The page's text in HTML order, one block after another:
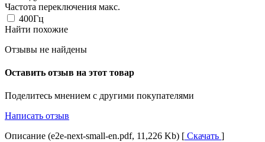
Частота переключения макс.
400Гц
Найти похожие
Отзывы не найдены
Оставить отзыв на этот товар
Поделитесь мнением с другими покупателями
Написать отзыв
Описание (e2e-next-small-en.pdf, 11,226 Kb) [ Скачать ]